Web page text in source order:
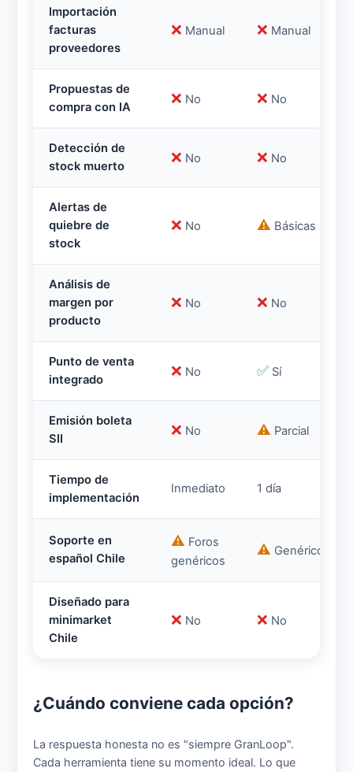
Importación
facturas
proveedores
❌ Manual ❌ Manual
Propuestas de
compra con IA
❌ No ❌ No
Detección de
stock muerto
❌ No ❌ No
Alertas de
quiebre de
stock
❌ No ⚠️ Básicas
Análisis de
margen por
producto
❌ No ❌ No
Punto de venta
integrado
❌ No ✅ Sí
Emisión boleta
SII
❌ No ⚠️ Parcial
Tiempo de
implementación
Inmediato 1 día
Soporte en
español Chile
⚠️ Foros
genéricos
⚠️ Genérico
Diseñado para
minimarket
Chile
❌ No ❌ No
¿Cuándo conviene cada opción?
La respuesta honesta no es "siempre GranLoop".
Cada herramienta tiene su momento ideal. Lo que